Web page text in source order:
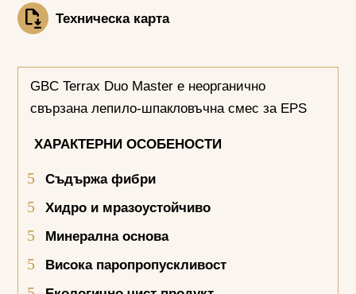
Техническа карта
GBC Terrax Duo Master е неорганично
свързана лепило-шпакловъчна смес за EPS
ХАРАКТЕРНИ ОСОБЕНОСТИ
Съдържа фибри
Хидро и мразоустойчиво
Минерална основа
Висока паропропускливост